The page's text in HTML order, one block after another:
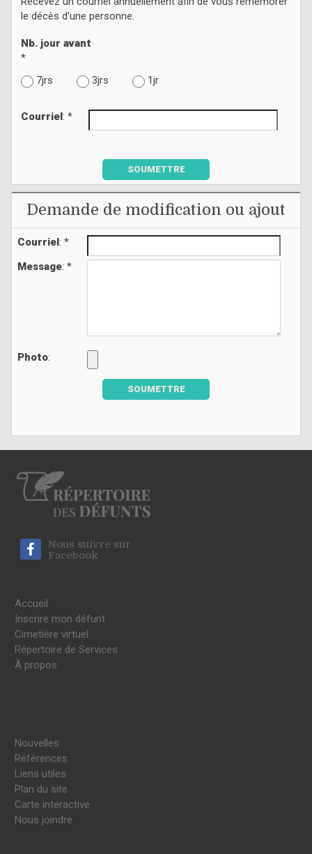
le décès d'une personne.
Nb. jour avant
*
7jrs
3jrs 1jr
Courriel : *
SOUMETTRE
Demande de modification ou ajout
Courriel: *
Message: *
Photo:
SOUMETTRE
Nous suivre sur
Facebook
Accueil
Inscrire mon défunt
Cimetière virtuel
Répertoire de Services
À propos
Nouvelles
Références
Liens utiles
Plan du site
Carte interactive
Nous joindre